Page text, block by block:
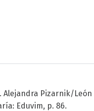
Alejandra Pizarnik/León
: Eduvim, p. 86.